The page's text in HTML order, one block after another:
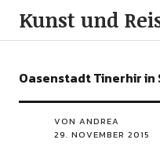
Kunst und
Oasenstadt Tinerhir in
VON ANDREA
29. NOVEMBER 2015